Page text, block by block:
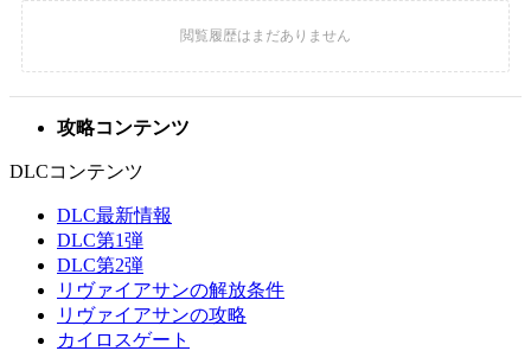
攻略コンテンツ
DLCコンテンツ
DLC最新情報
DLC第1弾
DLC第2弾
リヴァイアサンの解放条件
リヴァイアサンの攻略
カイロスゲート